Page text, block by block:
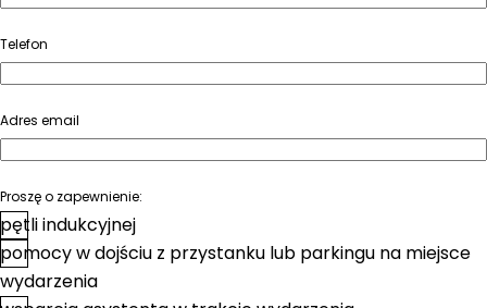
Telefon
Adres email
Proszę o zapewnienie:
pętli indukcyjnej
pomocy w dojściu z przystanku lub parkingu na miejsce
wydarzenia